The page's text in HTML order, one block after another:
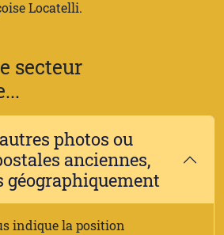
Locatelli.
secteur
photos ou
anciennes,
géographiquement
indique la position